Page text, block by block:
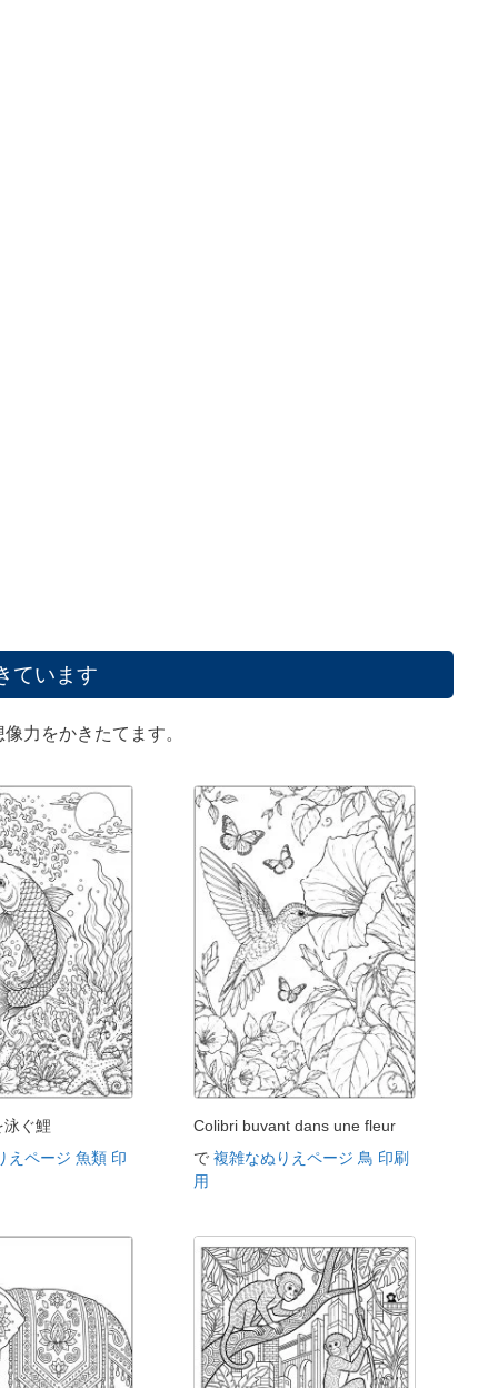
ています
力をかきたてます。
泳ぐ鯉
えページ 魚類 印
Colibri buvant dans une fleur
で複雑なぬりえページ 鳥 印刷
用